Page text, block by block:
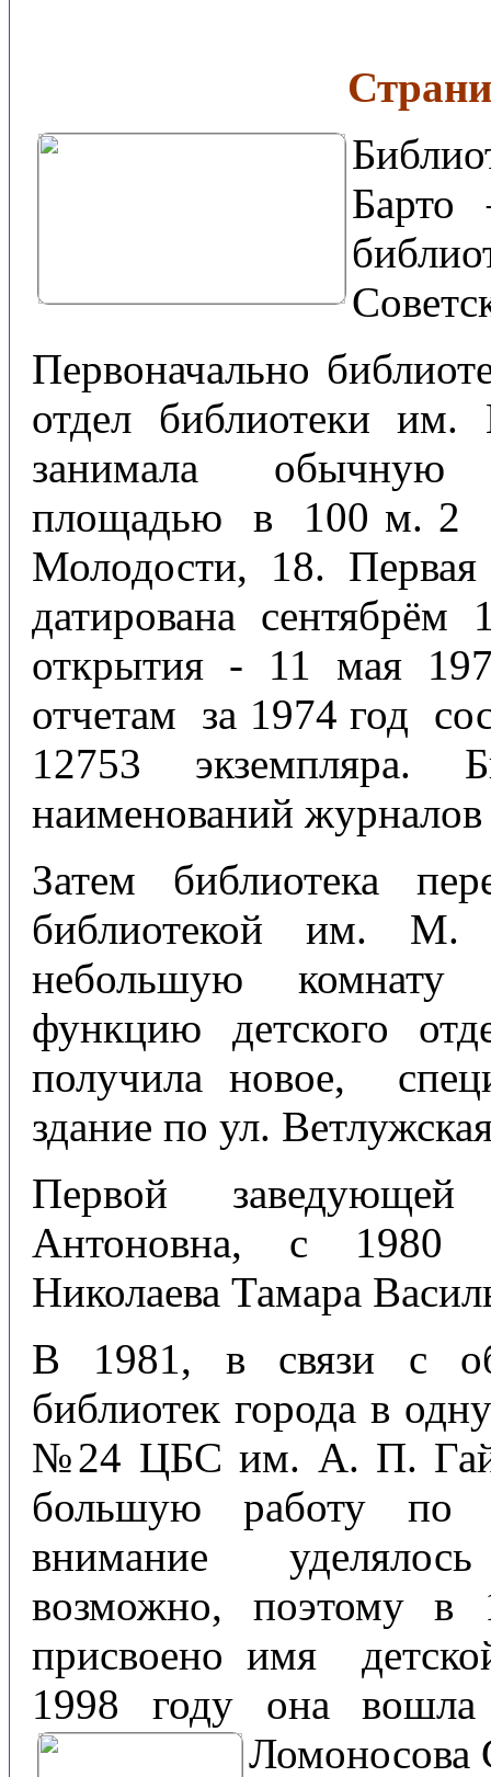
Барто
Первоначально
отдел библиотеки
занимала обычную
площадью в 100 м. 2
Молодости, 18. Первая
датирована сентябрём
открытия - 11 мая
отчетам за 1974 год
12753 экземпляра.
наименований
Затем библиотека
библиотекой им. М.
небольшую комнату
функцию детского
получила новое,
здание по ул.
Первой
Антоновна, с 1980
Николаева Тамара
В 1981, в связи с
библиотек города в
№24 ЦБС им. А. П.
большую работу по
внимание
возможно, поэтому в
присвоено имя
1998 году она
Ломоносова